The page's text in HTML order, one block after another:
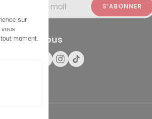
Votre e-mail
Suivez-nous